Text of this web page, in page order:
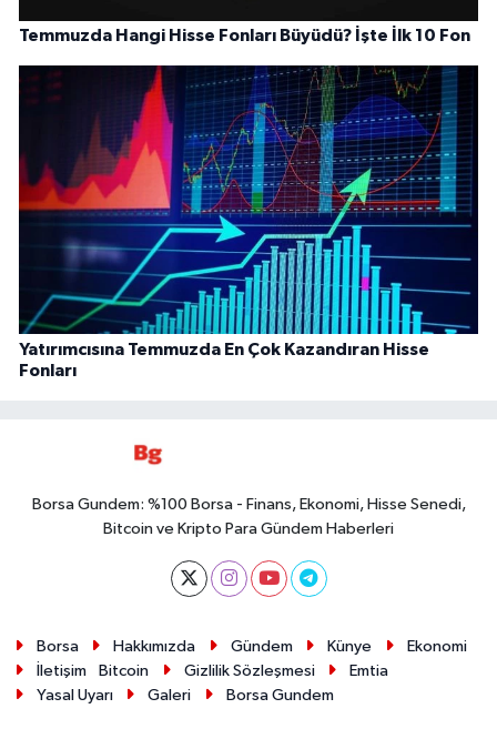
Temmuzda Hangi Hisse Fonları Büyüdü? İşte İlk 10 Fon
Yatırımcısına Temmuzda En Çok Kazandıran Hisse
Fonları
Borsa Gundem: %100 Borsa - Finans, Ekonomi, Hisse Senedi,
Bitcoin ve Kripto Para Gündem Haberleri
Borsa Hakkımızda Gündem Künye
Ekonomi
İletişim
Bitcoin Gizlilik Sözleşmesi
Emtia
Yasal Uyarı
Galeri Borsa Gundem